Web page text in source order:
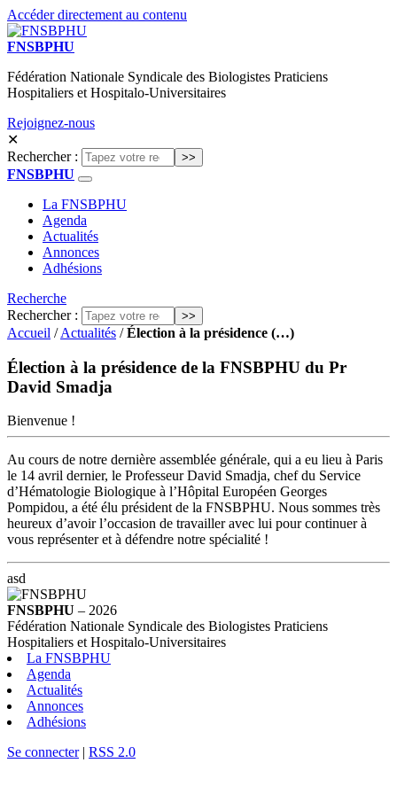
Accéder directement au contenu
FNSBPHU
Fédération Nationale Syndicale des Biologistes Praticiens
Hospitaliers et Hospitalo-Universitaires
Rejoignez-nous
✕
Rechercher :
FNSBPHU
La FNSBPHU
Agenda
Actualités
Annonces
Adhésions
Recherche
Rechercher :
Accueil /Actualités /Élection à la présidence (…)
Élection à la présidence de la FNSBPHU du Pr
David Smadja
Bienvenue !
Au cours de notre dernière assemblée générale, qui a eu lieu à Paris
le 14 avril dernier, le Professeur David Smadja, chef du Service
d’Hématologie Biologique à l’Hôpital Européen Georges
Pompidou, a été élu président de la FNSBPHU. Nous sommes très
heureux d’avoir l’occasion de travailler avec lui pour continuer à
vous représenter et à défendre notre spécialité !
asd
FNSBPHU – 2026
Fédération Nationale Syndicale des Biologistes Praticiens
Hospitaliers et Hospitalo-Universitaires
La FNSBPHU
Agenda
Actualités
Annonces
Adhésions
Se connecter| RSS 2.0